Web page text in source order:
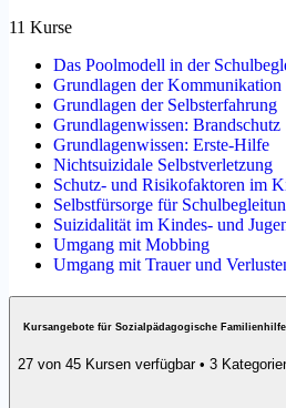
11 Kurse
Das Poolmodell in der
Grundlagen der
Grundlagen der Selbsterfahrung
Grundlagenwissen: Brandschutz
Grundlagenwissen: Erste-Hilfe
Nichtsuizidale Selbstverletzung
Schutz- und Risikofaktoren im
Selbstfürsorge für
Suizidalität im Kindes- und
Umgang mit Mobbing
Umgang mit Trauer und
Kursangebote für Sozialpädagogische Familienhilfe
27 von 45 Kursen verfügbar • 3